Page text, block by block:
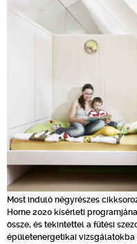
Most induló négyrészes
Home 2020 kísérleti
össze, és tekintettel a fűtési
épületenergetikai vizsgálatokba